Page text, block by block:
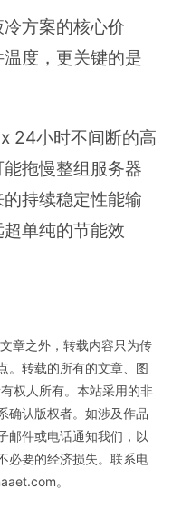
方案的核心价
度，更关键的是
24小时不间断的高
拖慢整组服务器
持续稳定性能输
单纯的节能效
章之外，转载内容只为传
。转载的所有的文章、图
权人所有。本站采用的非
确认版权者。如涉及作品
邮件或电话通知我们，以
必要的经济损失。联系电
。